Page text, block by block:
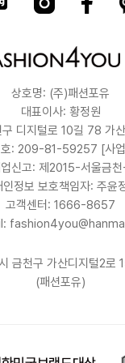
상호명: (주)패션포유
대표이사: 황정원
디지털로 10길 78 가
호: 209-81-59257 [사
신고: 제2015-서울금
인정보 보호책임자: 주윤
고객센터: 1666-8657
금천구 가산디지털2로
(패션포유)